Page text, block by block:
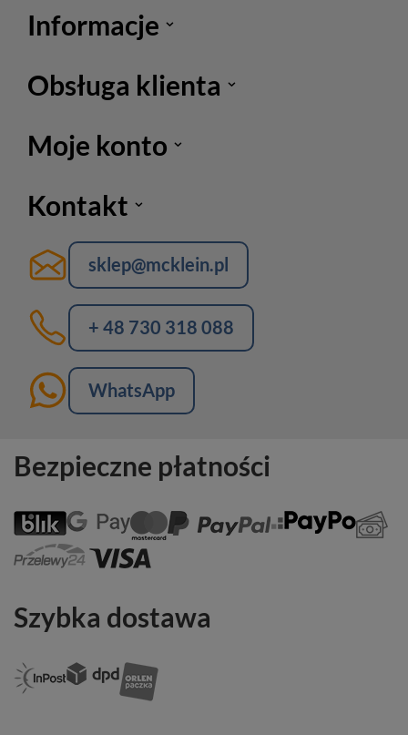
Informacje
Obsługa klienta
Moje konto
Kontakt
sklep@mcklein.pl
+ 48 730 318 088
WhatsApp
Bezpieczne płatności
Szybka dostawa